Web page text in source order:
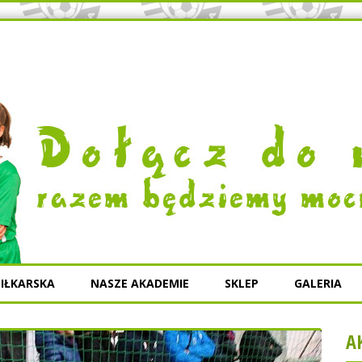
NASZE AKADEMIE SKLEP GALERIA